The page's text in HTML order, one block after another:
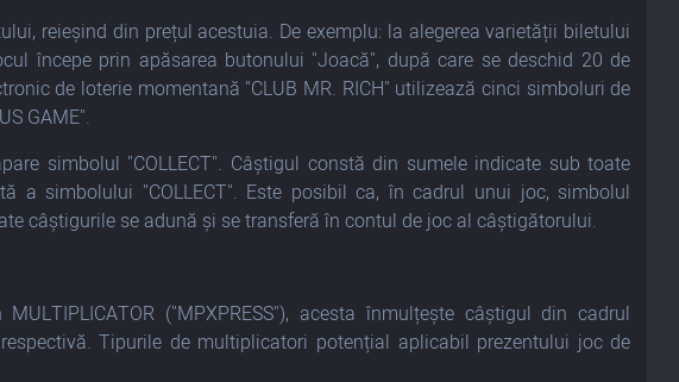
reieșind din prețul acestuia. De exemplu: la alegerea varietății biletului
începe prin apăsarea butonului "Joacă", după care se deschid 20 de
de loterie momentană "CLUB MR. RICH" utilizează cinci simboluri de
GAME".
simbolul "COLLECT". Câștigul constă din sumele indicate sub toate
a simbolului "COLLECT". Este posibil ca, în cadrul unui joc, simbolul
câștigurile se adună și se transferă în contul de joc al câștigătorului.
("MPXPRESS"), acesta înmulțește câștigul din cadrul
Tipurile de multiplicatori potențial aplicabil prezentului joc de